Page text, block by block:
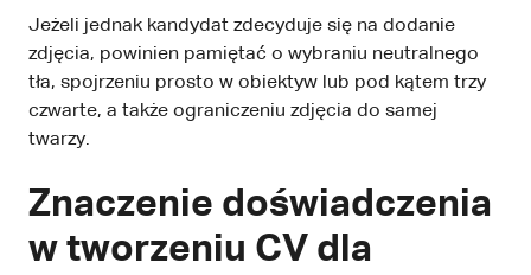
Jeżeli jednak kandydat zdecyduje się na dodanie
zdjęcia, powinien pamiętać o wybraniu neutralnego
tła, spojrzeniu prosto w obiektyw lub pod kątem trzy
czwarte, a także ograniczeniu zdjęcia do samej
twarzy.
Znaczenie doświadczenia
w tworzeniu CV dla